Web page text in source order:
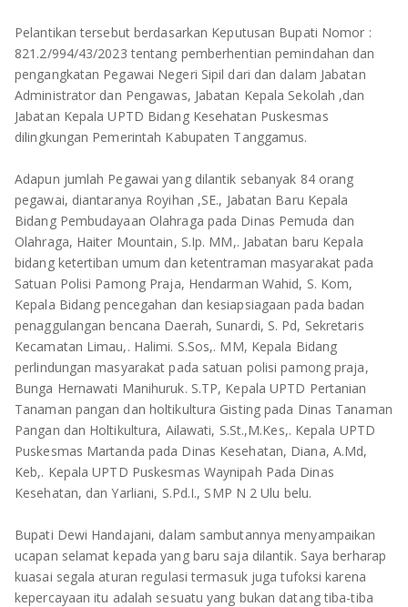
TULANG BAWANG
TULANG BAWANG BARAT
MESUJI
PRINGSEWU
Pelantikan tersebut berdasarkan Keputusan Bupati Nomor :
821.2/994/43/2023 tentang pemberhentian pemindahan dan
pengangkatan Pegawai Negeri Sipil dari dan dalam Jabatan
Administrator dan Pengawas, Jabatan Kepala Sekolah ,dan
Jabatan Kepala UPTD Bidang Kesehatan Puskesmas
dilingkungan Pemerintah Kabupaten Tanggamus.
Adapun jumlah Pegawai yang dilantik sebanyak 84 orang
pegawai, diantaranya Royihan ,SE., Jabatan Baru Kepala
Bidang Pembudayaan Olahraga pada Dinas Pemuda dan
Olahraga, Haiter Mountain, S.Ip. MM,. Jabatan baru Kepala
bidang ketertiban umum dan ketentraman masyarakat pada
Satuan Polisi Pamong Praja, Hendarman Wahid, S. Kom,
Kepala Bidang pencegahan dan kesiapsiagaan pada badan
penaggulangan bencana Daerah, Sunardi, S. Pd, Sekretaris
Kecamatan Limau,. Halimi. S.Sos,. MM, Kepala Bidang
perlindungan masyarakat pada satuan polisi pamong praja,
Bunga Hernawati Manihuruk. S.TP, Kepala UPTD Pertanian
Tanaman pangan dan holtikultura Gisting pada Dinas Tanaman
Pangan dan Holtikultura, Ailawati, S.St.,M.Kes,. Kepala UPTD
Puskesmas Martanda pada Dinas Kesehatan, Diana, A.Md,
Keb,. Kepala UPTD Puskesmas Waynipah Pada Dinas
Kesehatan, dan Yarliani, S.Pd.I., SMP N 2 Ulu belu.
Bupati Dewi Handajani, dalam sambutannya menyampaikan
ucapan selamat kepada yang baru saja dilantik. Saya berharap
kuasai segala aturan regulasi termasuk juga tufoksi karena
kepercayaan itu adalah sesuatu yang bukan datang tiba-tiba